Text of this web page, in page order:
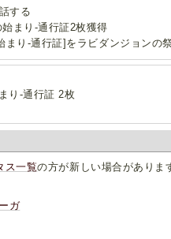
する
まり-通行証2枚獲得
まり-通行証]をラビダンジョンの
り-通行証 2枚
ス一覧の方が新しい場合がありま
ガ